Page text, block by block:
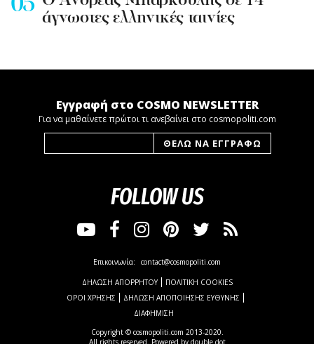
άγνωστες ελληνικές ταινίες
Εγγραφή στο COSMO NEWSLETTER
Για να μαθαίνετε πρώτοι τι ανεβαίνει στο cosmopoliti.com
FOLLOW US
Copyright © cosmopoliti.com 2013-2020.
All rights reserved. Powered by double dot
Επικοινωνία: contact@cosmopoliti.com
ΔΗΛΩΣΗ ΑΠΟΡΡΗΤΟΥ
ΠΟΛΙΤΙΚΗ COOKIES
ΟΡΟΙ ΧΡΗΣΗΣ
ΔΗΛΩΣΗ ΑΠΟΠΟΙΗΣΗΣ ΕΥΘΥΝΗΣ
ΔΙΑΦΗΜΙΣΗ